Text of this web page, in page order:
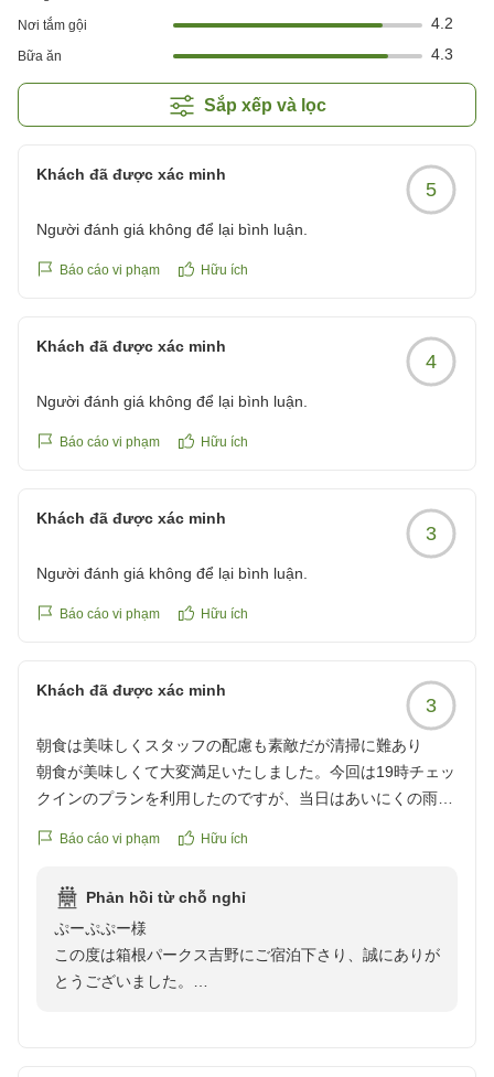
Nơi tắm gội 4.2
Bữa ăn 4.3
Sắp xếp và lọc
Khách đã được xác minh
5
Người đánh giá không để lại bình luận.
Báo cáo vi phạm Hữu ích
Khách đã được xác minh
4
Người đánh giá không để lại bình luận.
Báo cáo vi phạm Hữu ích
Khách đã được xác minh
3
Người đánh giá không để lại bình luận.
Báo cáo vi phạm Hữu ích
Khách đã được xác minh
3
朝食は美味しくスタッフの配慮も素敵だが清掃に難あり
朝食が美味しくて大変満足いたしました。今回は19時チェッ
クインのプランを利用したのですが、当日はあいにくの雨で
したが、スタッフの配慮で少し早めに部屋に入れていただき
が行き届いていない部分が見受けられ、その点のみ気持ちよ
く過ごすことができず心残りでした。
クチコミの詳細はこちらから
https://review.travel.rakuten.co.jp/hotel/voice/9669?
Báo cáo vi phạm Hữu ích
Phản hồi từ chỗ nghỉ
ぷーぷぷー様
この度は箱根パークス吉野にご宿泊下さり、誠にありが
とうございました。